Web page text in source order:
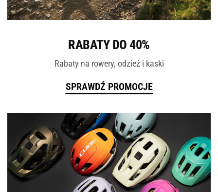
RABATY DO 40%
Rabaty na rowery, odzież i kaski
SPRAWDŹ PROMOCJE